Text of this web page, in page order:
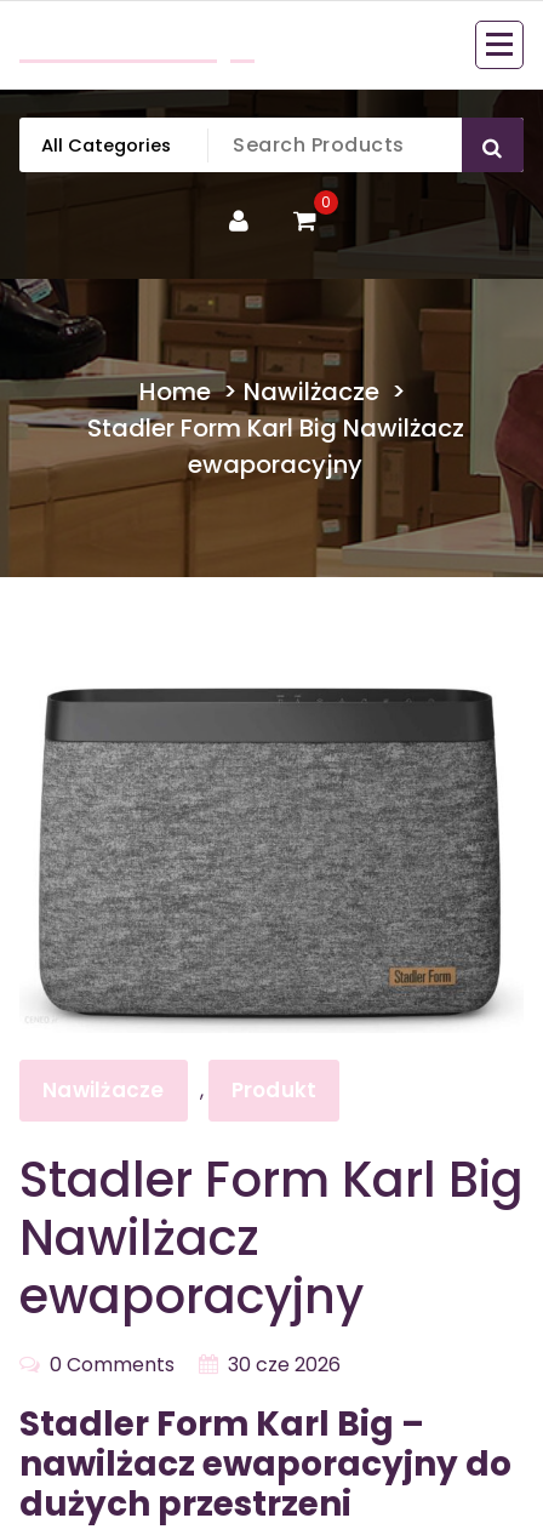
content
0
Home>Nawilżacze>
Stadler Form Karl Big Nawilżacz
ewaporacyjny
Nawilżacze , Produkt
Stadler Form Karl Big
Nawilżacz
ewaporacyjny
0 Comments 30 cze 2026
Stadler Form Karl Big –
nawilżacz ewaporacyjny do
dużych przestrzeni